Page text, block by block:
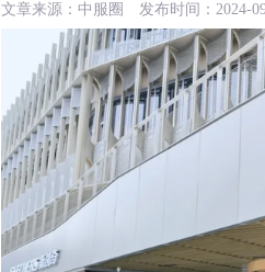
文章来源：中服圈 发布时间：2024-